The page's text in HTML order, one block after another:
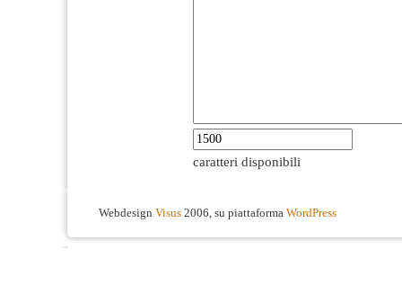
caratteri disponibili
Webdesign Visus 2006, su piattaforma WordPress